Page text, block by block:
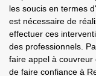
les soucis en termes
est nécessaire de
effectuer ces
des professionnels.
faire appel à couvreur
de faire confiance à